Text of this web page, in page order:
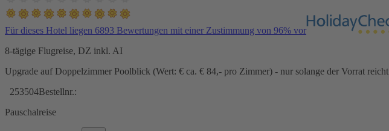
Für dieses Hotel liegen 6893 Bewertungen mit einer Zustimmung von 96% vor
8-tägige Flugreise, DZ inkl. AI
Upgrade auf Doppelzimmer Poolblick (Wert: € ca. € 84,- pro Zimmer) - nur solange der Vorrat reicht
253504Bestellnr.:
Pauschalreise